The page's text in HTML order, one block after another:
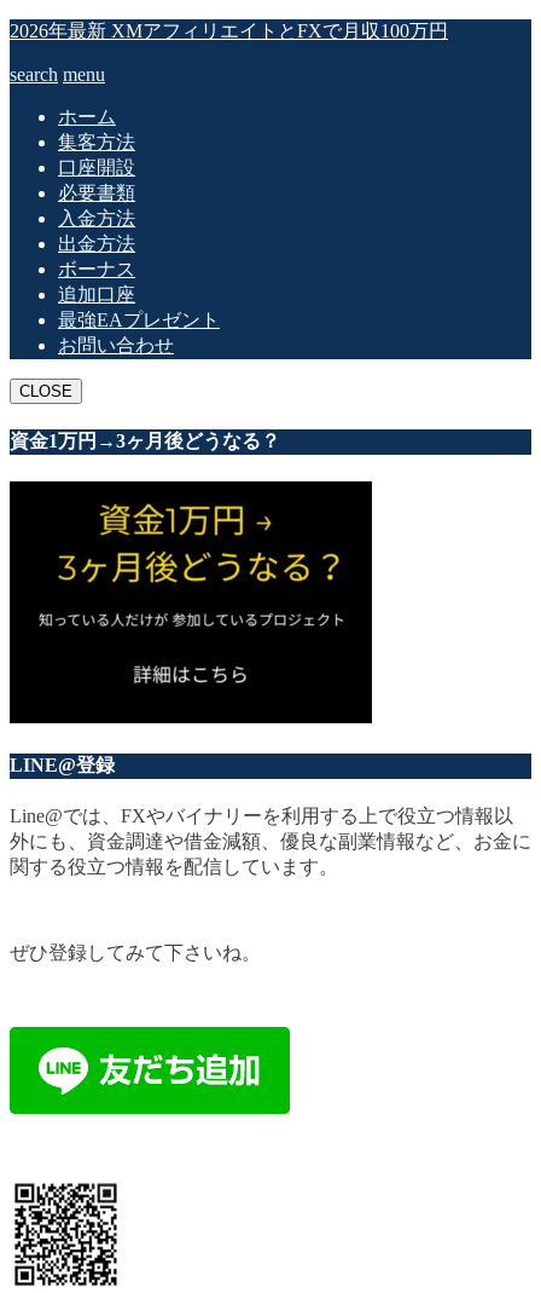
2026年最新 XMアフィリエイトとFXで月収100万円
search menu
ホーム
集客方法
口座開設
必要書類
入金方法
出金方法
ボーナス
追加口座
最強EAプレゼント
お問い合わせ
CLOSE
資金1万円→3ヶ月後どうなる？
LINE@登録
Line@では、FXやバイナリーを利用する上で役立つ情報以
外にも、資金調達や借金減額、優良な副業情報など、お金に
関する役立つ情報を配信しています。
ぜひ登録してみて下さいね。